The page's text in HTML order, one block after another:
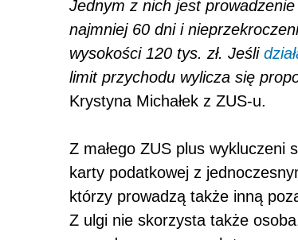
Jednym z nich jest
najmniej 60 dni i
wysokości 120 tys. zł. Jeśli
limit przychodu wylicza się
Krystyna Michałek z ZUS-u.
Z małego ZUS plus wykluczeni
karty podatkowej z
którzy prowadzą także inną
Z ulgi nie skorzysta także